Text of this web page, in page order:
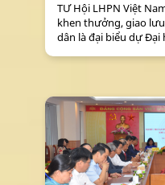
TƯ Hội LHPN Việt
khen thưởng, giao
dân là đại biểu dự